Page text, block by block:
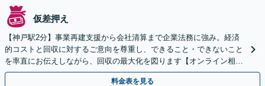
仮差押え
【神戸駅2分】事業再建支援から会社清算まで企業法務に強み。経済
的コストと回収に対するご意向を尊重し、できること・できないこと
を率直にお伝えしながら、回収の最大化を図ります【オンライン相談
OK】【夜間・休日相談可（要予約）】
料金表を見る